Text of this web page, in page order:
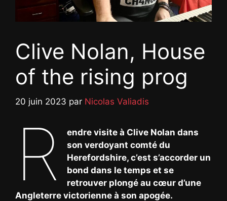
Clive Nolan, House
of the rising prog
20 juin 2023 par Nicolas Valiadis
R
endre visite à Clive Nolan dans
son verdoyant comté du
Herefordshire, c’est s’accorder un
bond dans le temps et se
retrouver plongé au cœur d’une
Angleterre victorienne à son apogée.